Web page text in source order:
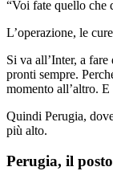
“Voi fate quello che
L’operazione, le
Si va all’Inter, a
pronti sempre.
momento all’altro. E
Quindi Perugia,
più alto.
Perugia, il